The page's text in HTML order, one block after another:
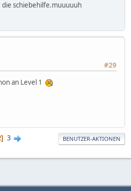
schiebehilfe.muuuuuh
#29
an Level 1
3 BENUTZER-AKTIONEN